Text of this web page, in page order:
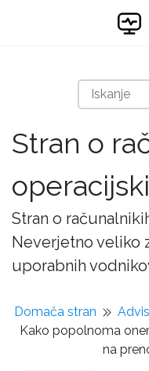
Stran o
Stran o
Neverjetno veliko
uporabnih
Domača stran
Kako popolnoma
na